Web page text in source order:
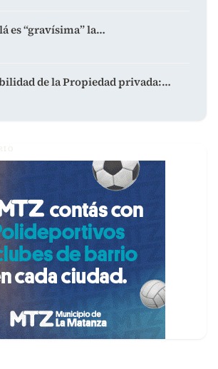
es “gravísima” la…
de la Propiedad privada:…